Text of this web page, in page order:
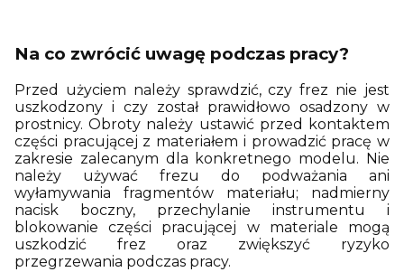
Na co zwrócić uwagę podczas pracy?
Przed użyciem należy sprawdzić, czy frez nie jest
uszkodzony i czy został prawidłowo osadzony w
prostnicy. Obroty należy ustawić przed kontaktem
części pracującej z materiałem i prowadzić pracę w
zakresie zalecanym dla konkretnego modelu. Nie
należy używać frezu do podważania ani
wyłamywania fragmentów materiału; nadmierny
nacisk boczny, przechylanie instrumentu i
blokowanie części pracującej w materiale mogą
uszkodzić frez oraz zwiększyć ryzyko
przegrzewania podczas pracy.